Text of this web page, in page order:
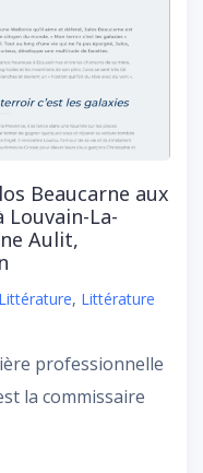
Beaucarne aux
Louvain-La-
Aulit,
Littérature, Littérature
professionnelle
la commissaire